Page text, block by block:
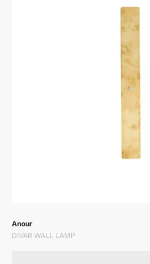
Prodavač:
Anour
DIVAR WALL LAMP